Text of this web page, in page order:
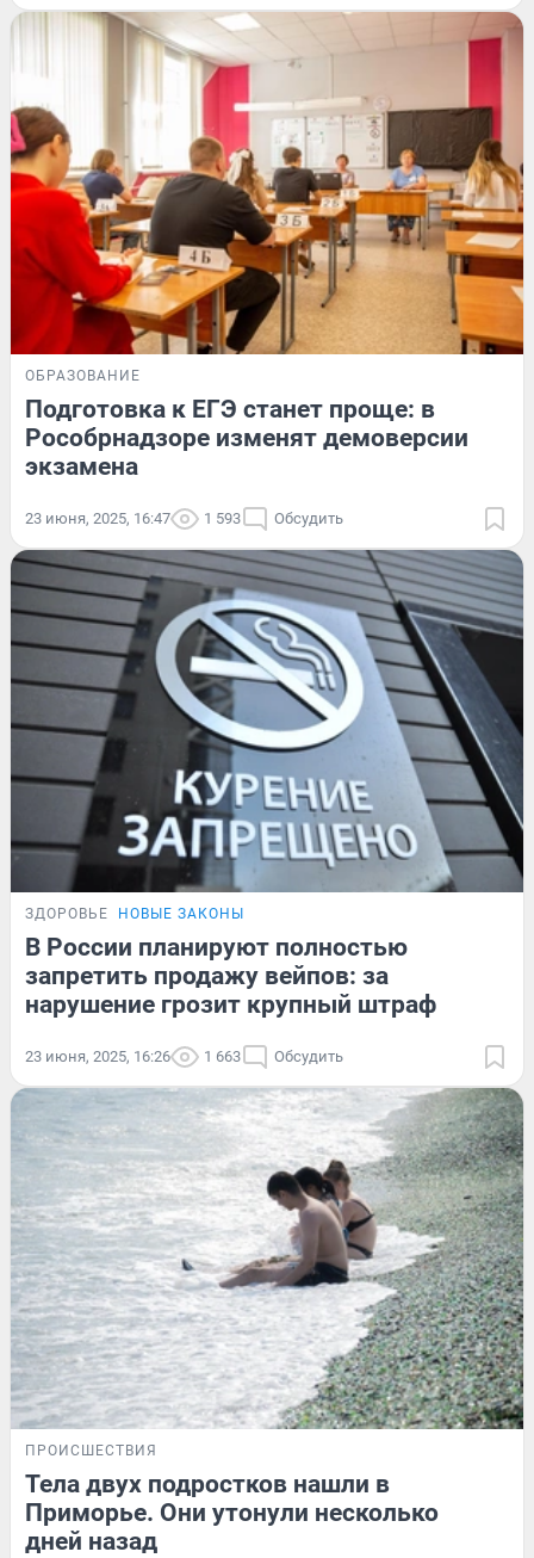
ОБРАЗОВАНИЕ
Подготовка к ЕГЭ станет проще: в
Рособрнадзоре изменят демоверсии
экзамена
23 июня, 2025, 16:47 1 593 Обсудить
ЗДОРОВЬЕ НОВЫЕ ЗАКОНЫ
В России планируют полностью
запретить продажу вейпов: за
нарушение грозит крупный штраф
23 июня, 2025, 16:26 1 663 Обсудить
ПРОИСШЕСТВИЯ
Тела двух подростков нашли в
Приморье. Они утонули несколько
дней назад